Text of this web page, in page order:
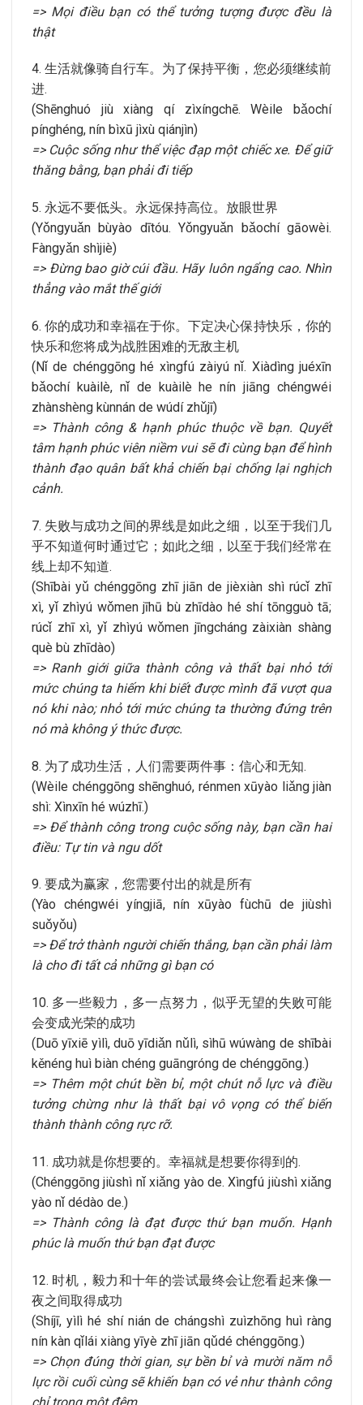
=> Mọi điều bạn có thể tưởng tượng được đều là
thật
4. 生活就像骑自行车。为了保持平衡，您必须继续前
进.
(Shēnghuó jiù xiàng qí zìxíngchē. Wèile bǎochí
pínghéng, nín bìxū jìxù qiánjìn)
=> Cuộc sống như thể việc đạp một chiếc xe. Để giữ
thăng bằng, bạn phải đi tiếp
5. 永远不要低头。永远保持高位。放眼世界
(Yǒngyuǎn bùyào dītóu. Yǒngyuǎn bǎochí gāowèi.
Fàngyǎn shìjiè)
=> Đừng bao giờ cúi đầu. Hãy luôn ngẩng cao. Nhìn
thẳng vào mắt thế giới
6. 你的成功和幸福在于你。下定决心保持快乐，你的
快乐和您将成为战胜困难的无敌主机
(Nǐ de chénggōng hé xìngfú zàiyú nǐ. Xiàdìng juéxīn
bǎochí kuàilè, nǐ de kuàilè he nín jiāng chéngwéi
zhànshèng kùnnán de wúdí zhǔjī)
=> Thành công & hạnh phúc thuộc về bạn. Quyết
tâm hạnh phúc viên niềm vui sẽ đi cùng bạn để hình
thành đạo quân bất khả chiến bại chống lại nghịch
cảnh.
7. 失败与成功之间的界线是如此之细，以至于我们几
乎不知道何时通过它；如此之细，以至于我们经常在
线上却不知道.
(Shībài yǔ chénggōng zhī jiān de jièxiàn shì rúcǐ zhī
xì, yǐ zhìyú wǒmen jīhū bù zhīdào hé shí tōngguò tā;
rúcǐ zhī xì, yǐ zhìyú wǒmen jīngcháng zàixiàn shàng
què bù zhīdào)
=> Ranh giới giữa thành công và thất bại nhỏ tới
mức chúng ta hiếm khi biết được mình đã vượt qua
nó khi nào; nhỏ tới mức chúng ta thường đứng trên
nó mà không ý thức được.
8. 为了成功生活，人们需要两件事：信心和无知.
(Wèile chénggōng shēnghuó, rénmen xūyào liǎng jiàn
shì: Xìnxīn hé wúzhī.)
=> Để thành công trong cuộc sống này, bạn cần hai
điều: Tự tin và ngu dốt
9. 要成为赢家，您需要付出的就是所有
(Yào chéngwéi yíngjiā, nín xūyào fùchū de jiùshì
suǒyǒu)
=> Để trở thành người chiến thắng, bạn cần phải làm
là cho đi tất cả những gì bạn có
10. 多一些毅力，多一点努力，似乎无望的失败可能
会变成光荣的成功
(Duō yīxiē yìlì, duō yīdiǎn nǔlì, sìhū wúwàng de shībài
kěnéng huì biàn chéng guāngróng de chénggōng.)
=> Thêm một chút bền bỉ, một chút nỗ lực và điều
tưởng chừng như là thất bại vô vọng có thể biến
thành thành công rực rỡ.
11. 成功就是你想要的。幸福就是想要你得到的.
(Chénggōng jiùshì nǐ xiǎng yào de. Xìngfú jiùshì xiǎng
yào nǐ dédào de.)
=> Thành công là đạt được thứ bạn muốn. Hạnh
phúc là muốn thứ bạn đạt được
12. 时机，毅力和十年的尝试最终会让您看起来像一
夜之间取得成功
(Shíjī, yìlì hé shí nián de chángshì zuìzhōng huì ràng
nín kàn qǐlái xiàng yīyè zhī jiān qǔdé chénggōng.)
=> Chọn đúng thời gian, sự bền bỉ và mười năm nỗ
lực rồi cuối cùng sẽ khiến bạn có vẻ như thành công